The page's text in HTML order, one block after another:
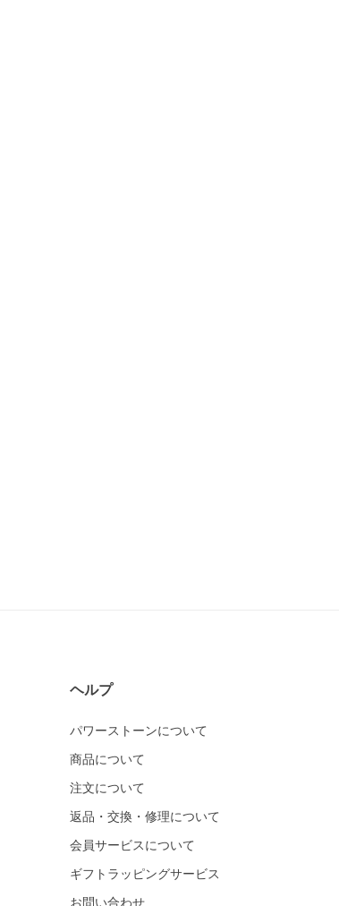
ヘルプ
パワーストーンについて
商品について
注文について
返品・交換・修理について
会員サービスについて
ギフトラッピングサービス
お問い合わせ